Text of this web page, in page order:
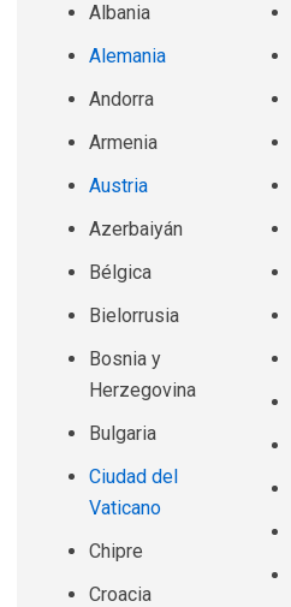
Albania
Alemania
Andorra
Armenia
Austria
Azerbaiyán
Bélgica
Bielorrusia
Bosnia y
Herzegovina
Bulgaria
Ciudad del
Vaticano
Chipre
Croacia